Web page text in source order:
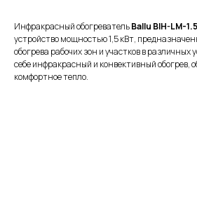
Инфракрасный обогревательBallu BIH-LM-
устройство мощностью 1,5 кВт,
обогрева рабочих зон и участков в различных
себе инфракрасный и конвективный обогрев,
комфортное тепло.